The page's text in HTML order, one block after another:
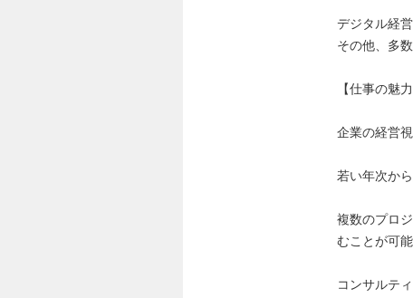
デジタル経
その他、多
【仕事の魅
企業の経営
若い年次か
複数のプロ
むことが可能
コンサルテ